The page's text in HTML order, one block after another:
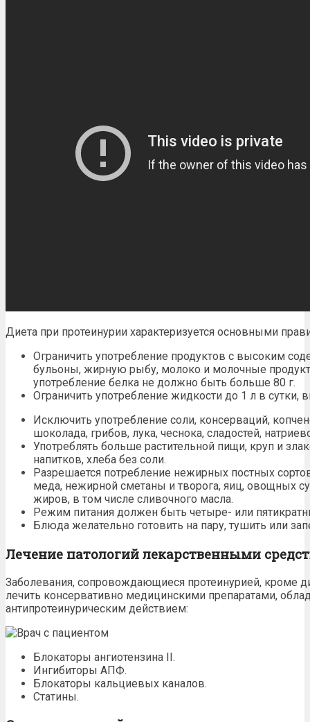
Диета при протеинурии характеризуется основными
Ограничить употребление продуктов с высоким
бульоны, жирную рыбу, молоко и молочные
употребление белка не должно быть больше 80 г.
Ограничить употребление жидкости до 1 л в
Исключить употребление соли, консерваций,
шоколада, грибов, лука, чеснока, сладостей,
Употреблять больше растительной пищи, круп и
напитков, хлеба без соли.
Разрешается потребление нежирных постных
меда, нежирной сметаны и творога, яиц, овощных
жиров, в том числе сливочного масла.
Режим питания должен быть четыре- или
Блюда желательно готовить на пару, тушить или
Лечение патологий лекарственными
Заболевания, сопровождающиеся протеинурией, кроме
лечить консервативно медицинскими препаратами,
антипротеинурическим действием:
Блокаторы ангиотензина ІІ.
Ингибиторы АПФ.
Блокаторы кальциевых каналов.
Статины.